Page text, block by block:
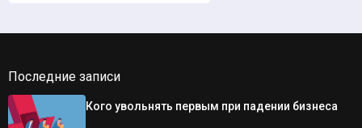
Последние записи
Кого увольнять первым при падении бизнеса